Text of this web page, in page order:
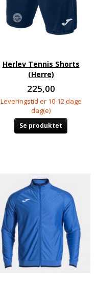
Herlev Tennis Shorts
(Herre)
225,00
Leveringstid er 10-12 dage
dag(e)
Se produktet